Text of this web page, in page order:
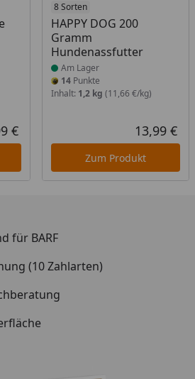
Aktueller Preis
€
8 Sorten
HAPPY DOG 200
Gramm
Hundenassfutter
Produkt am Lager
Am Lager
14Punkte
Inhalt: 1,2 kg (11,66 €/kg)
13,99 €
Zum Produkt
für BARF
(10 Zahlarten)